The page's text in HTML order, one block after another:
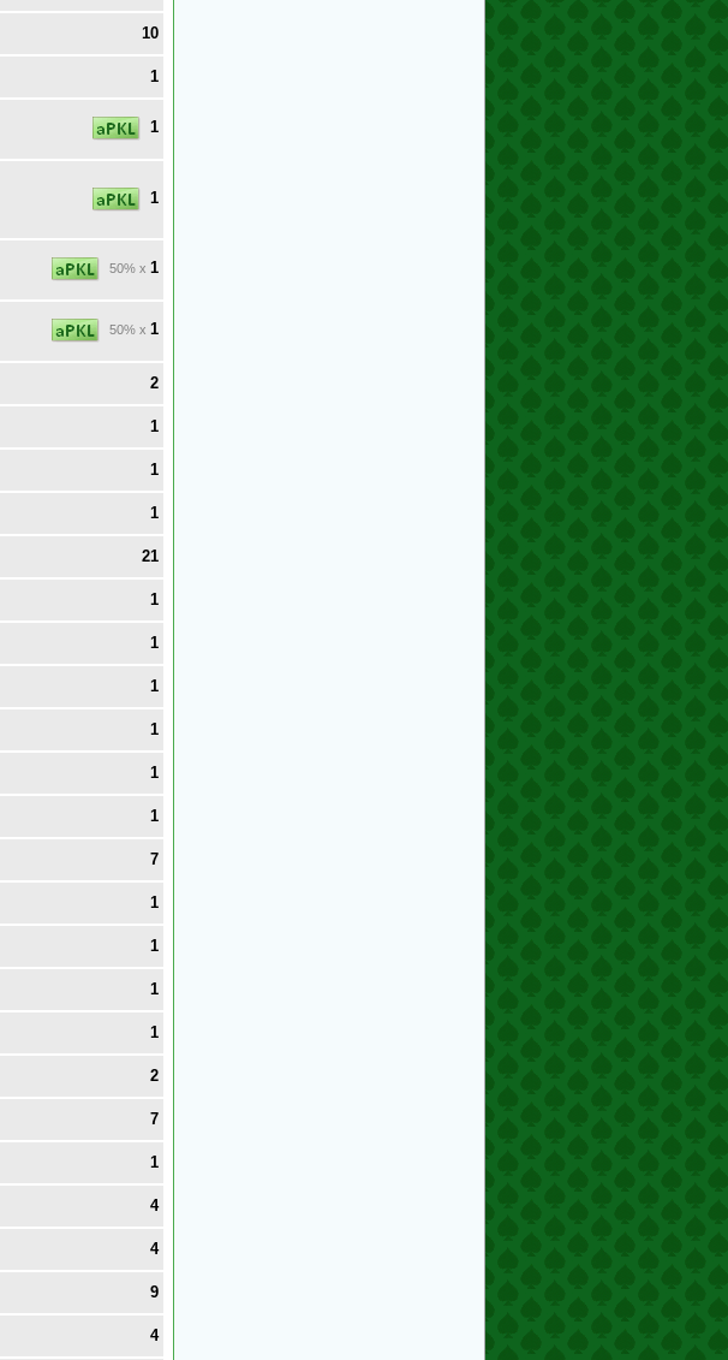
10
1
1
1
50% x 1
50% x 1
2
1
1
1
21
1
1
1
1
1
1
7
1
1
1
1
2
7
1
4
4
9
4